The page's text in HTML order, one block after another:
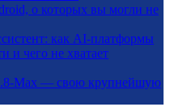
о которых вы могли не
как AI-платформы
и чего не хватает
Max — свою крупнейшую